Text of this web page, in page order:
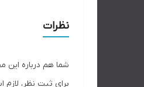
نظرات
شما هم درباره این
برای ثبت نظر،